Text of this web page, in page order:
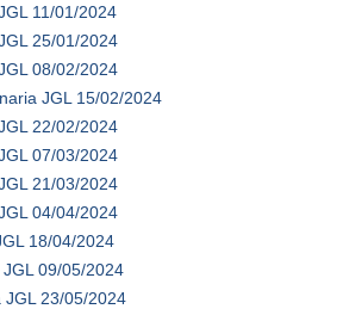
11/01/2024
25/01/2024
08/02/2024
JGL 15/02/2024
22/02/2024
07/03/2024
21/03/2024
04/04/2024
18/04/2024
09/05/2024
JGL 23/05/2024